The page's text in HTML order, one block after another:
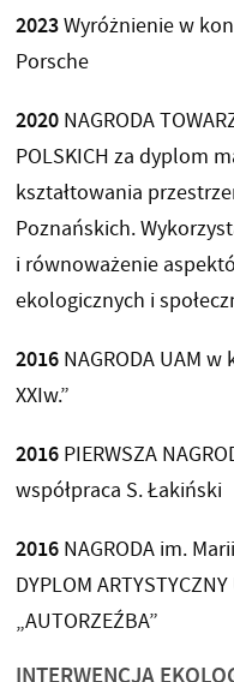
2023Wyróżnienie w
Porsche
2020NAGRODA
POLSKICH za dyplom
kształtowania
Poznańskich.
i równoważenie
ekologicznych i
2016NAGRODA UAM
XXIw.”
2016PIERWSZA
współpraca S. Łakiński
2016NAGRODA im.
DYPLOM
„AUTORZEŹBA”
INTERWENCJA